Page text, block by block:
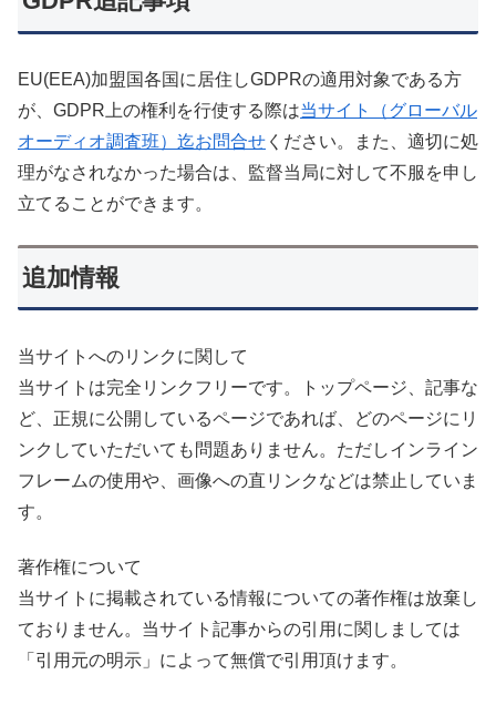
EU(EEA)加盟国各国に居住しGDPRの適用対象である方
が、GDPR上の権利を行使する際は当サイト（グローバル
オーディオ調査班）迄お問合せ ください。また、適切に処
理がなされなかった場合は、監督当局に対して不服を申し
立てることができます。
追加情報
当サイトへのリンクに関して
当サイトは完全リンクフリーです。トップページ、記事な
ど、正規に公開しているページであれば、どのページにリ
ンクしていただいても問題ありません。ただしインライン
フレームの使用や、画像への直リンクなどは禁止していま
す。
著作権について
当サイトに掲載されている情報についての著作権は放棄し
ておりません。当サイト記事からの引用に関しましては
「引用元の明示」によって無償で引用頂けます。